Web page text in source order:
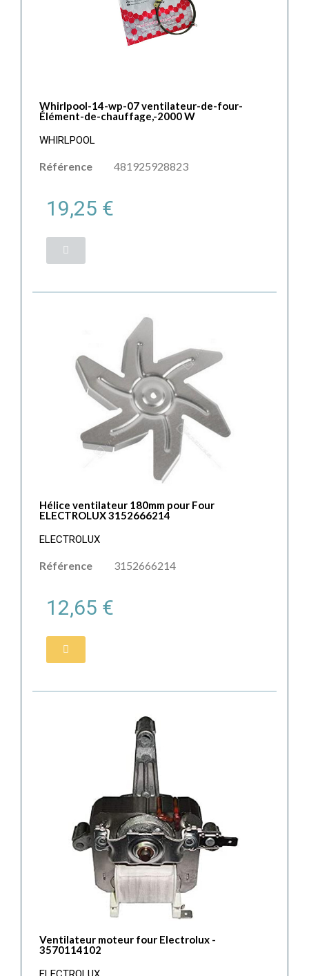
Whirlpool-14-wp-07 ventilateur-de-four-
Élément-de-chauffage,-2000 W
WHIRLPOOL
Référence 481925928823
19,25 €
Hélice ventilateur 180mm pour Four
ELECTROLUX 3152666214
ELECTROLUX
Référence 3152666214
12,65 €
Ventilateur moteur four Electrolux -
3570114102